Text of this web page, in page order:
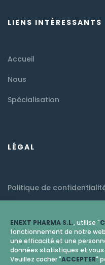
ENEXT PHARMA S.L., utilise "
fonctionnement de notre
une efficacité et une
données statistiques et
Veuillez cocher "ACCEPTER"
LIENS INTÉRESSANTS
Accueil
Nous
Spécialisation
LÉGAL
Politique de
Politique de cookies (EU)